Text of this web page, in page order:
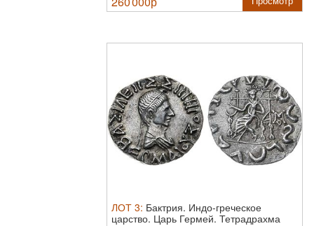
ЛОТ 3: Бактрия. Индо-греческое
царство. Царь Гермей. Тетрадрахма